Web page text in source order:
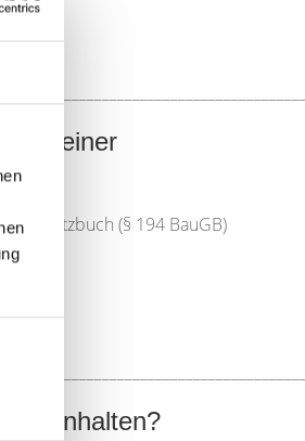
einer
(§ 194 BauGB)
anhalten?